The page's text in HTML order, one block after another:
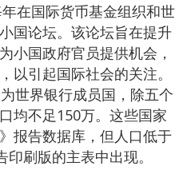
在国际货币基金组织和世
国论坛。该论坛旨在提升
小国政府官员提供机会，
以引起国际社会的关注。
世界银行成员国，除五个
均不足150万。这些国家
报告数据库，但人口低于
刷版的主表中出现。